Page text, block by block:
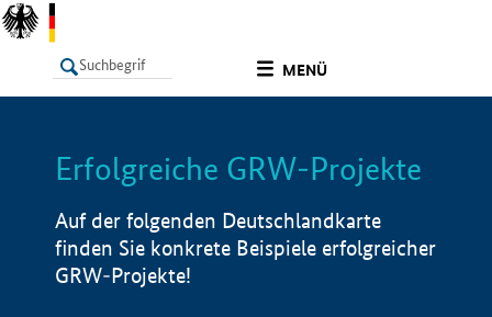
MENÜ
LISTE Info
Erfolgreiche GRW-Projekte
Auf der folgenden Deutschlandkarte
finden Sie konkrete Beispiele erfolgreicher
GRW-Projekte!